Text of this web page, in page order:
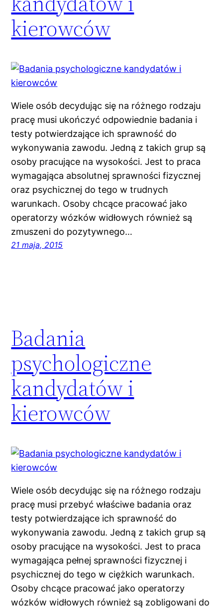
kierowców
Wiele osób decydując się na różnego rodzaju
pracę musi ukończyć odpowiednie badania i
testy potwierdzające ich sprawność do
wykonywania zawodu. Jedną z takich grup są
osoby pracujące na wysokości. Jest to praca
wymagająca absolutnej sprawności fizycznej
oraz psychicznej do tego w trudnych
warunkach. Osoby chcące pracować jako
operatorzy wózków widłowych również są
zmuszeni do pozytywnego…
21 maja, 2015
Badania
psychologiczne
kandydatów i
kierowców
Wiele osób decydując się na różnego rodzaju
pracę musi przebyć właściwe badania oraz
testy potwierdzające ich sprawność do
wykonywania zawodu. Jedną z takich grup są
osoby pracujące na wysokości. Jest to praca
wymagająca pełnej sprawności fizycznej i
psychicznej do tego w ciężkich warunkach.
Osoby chcące pracować jako operatorzy
wózków widłowych również są zobligowani do